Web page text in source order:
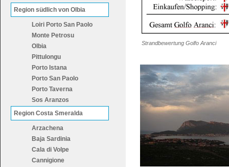
Region südlich von Olbia
Loiri Porto San Paolo
Monte Petrosu
Olbia
Pittulongu
Porto Istana
Porto San Paolo
Porto Taverna
Sos Aranzos
Region Costa Smeralda
Arzachena
Baja Sardinia
Cala di Volpe
Cannigione
Strandbewertung Golfo Aranci